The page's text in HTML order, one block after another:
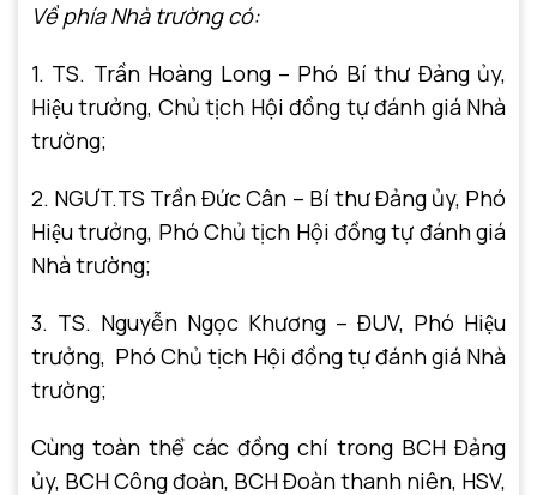
Về phía Nhà trường có:
1. TS. Trần Hoàng Long – Phó Bí thư Đảng ủy,
Hiệu trưởng, Chủ tịch Hội đồng tự đánh giá Nhà
trường;
2. NGƯT.TS Trần Đức Cân – Bí thư Đảng ủy, Phó
Hiệu trưởng, Phó Chủ tịch Hội đồng tự đánh giá
Nhà trường;
3. TS. Nguyễn Ngọc Khương – ĐUV, Phó Hiệu
trưởng, Phó Chủ tịch Hội đồng tự đánh giá Nhà
trường;
Cùng toàn thể các đồng chí trong BCH Đảng
ủy, BCH Công đoàn, BCH Đoàn thanh niên, HSV,